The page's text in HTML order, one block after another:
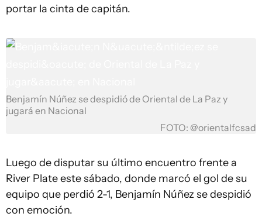
portar la cinta de capitán.
Benjamín Núñez se despidió de Oriental de La Paz y
jugará en Nacional
FOTO: @orientalfcsad
Luego de disputar su último encuentro frente a
River Plate este sábado, donde marcó el gol de su
equipo que perdió 2-1, Benjamín Núñez se despidió
con emoción.